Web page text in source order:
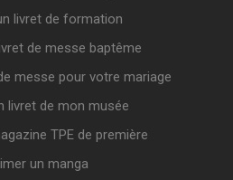
livret de formation
de messe baptême
messe pour votre mariage
livret de mon musée
TPE de première
un manga